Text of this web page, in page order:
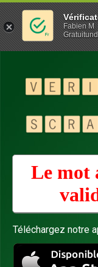
Le mot
Téléchargez notre
Fabien M